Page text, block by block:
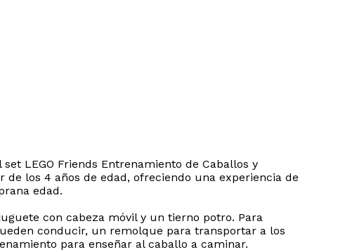
LEGO Friends Entrenamiento de Caballos y
los 4 años de edad, ofreciendo una experiencia de
edad.
con cabeza móvil y un tierno potro. Para
conducir, un remolque para transportar a los
para enseñar al caballo a caminar.